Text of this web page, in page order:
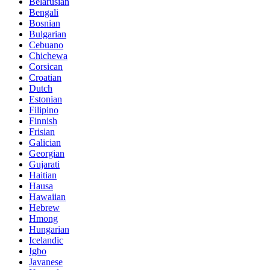
Bengali
Bosnian
Bulgarian
Cebuano
Chichewa
Corsican
Croatian
Dutch
Estonian
Filipino
Finnish
Frisian
Galician
Georgian
Gujarati
Haitian
Hausa
Hawaiian
Hebrew
Hmong
Hungarian
Icelandic
Igbo
Javanese